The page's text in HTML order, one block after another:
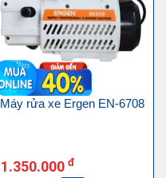
Máy rửa xe Ergen EN-6708
1.350.000 đ